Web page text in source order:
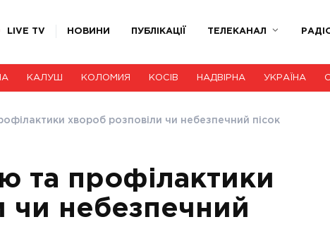
LIVE TV НОВИНИ ПУБЛІКАЦІЇ ТЕЛЕКАНАЛ
КАЛУШ КОЛОМИЯ КОСІВ НАДВІРНА УКРАЇНА
хвороб розповіли чи небезпечний пісок
та профілактики
чи небезпечний